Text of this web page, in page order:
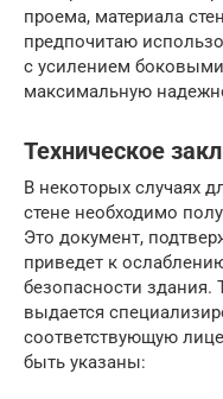
проема, материала
предпочитаю
с усилением
максимальную
Техническое
В некоторых случаях
стене необходимо
Это документ,
приведет к
безопасности здания.
выдается
соответствующую
быть указаны: